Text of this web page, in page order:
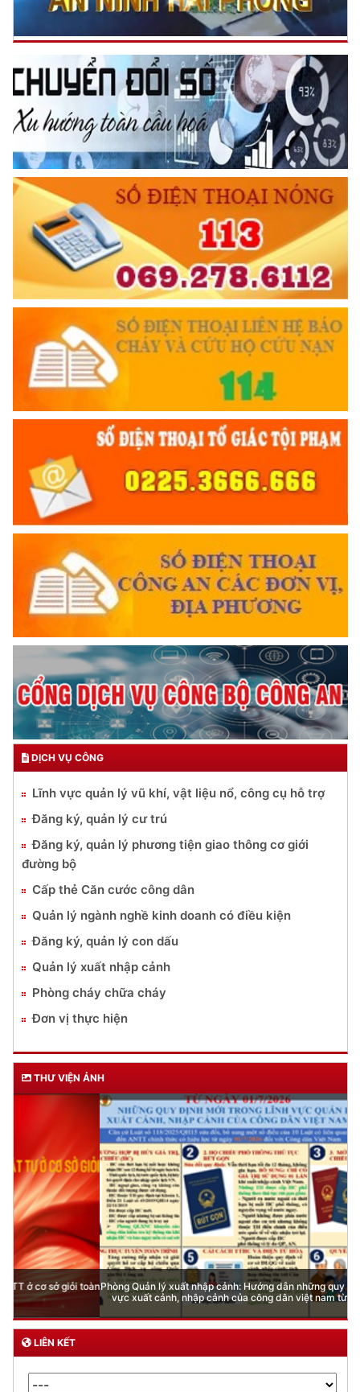
DỊCH VỤ CÔNG
Lĩnh vực quản lý vũ khí, vật liệu nổ, công cụ hỗ trợ
Đăng ký, quản lý cư trú
Đăng ký, quản lý phương tiện giao thông cơ giới
đường bộ
Cấp thẻ Căn cước công dân
Quản lý ngành nghề kinh doanh có điều kiện
Đăng ký, quản lý con dấu
Quản lý xuất nhập cảnh
Phòng cháy chữa cháy
Đơn vị thực hiện
THƯ VIỆN ẢNH
Phòng Quản lý xuất nhập cảnh: Hướng dẫn những quy định mới trong lĩnh
vực xuất cảnh, nhập cảnh của công dân việt nam từ ngày 01/7/2026
LIÊN KẾT